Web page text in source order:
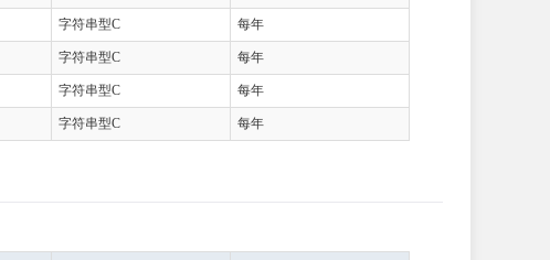
字符串型C 每年
字符串型C 每年
字符串型C 每年
字符串型C 每年